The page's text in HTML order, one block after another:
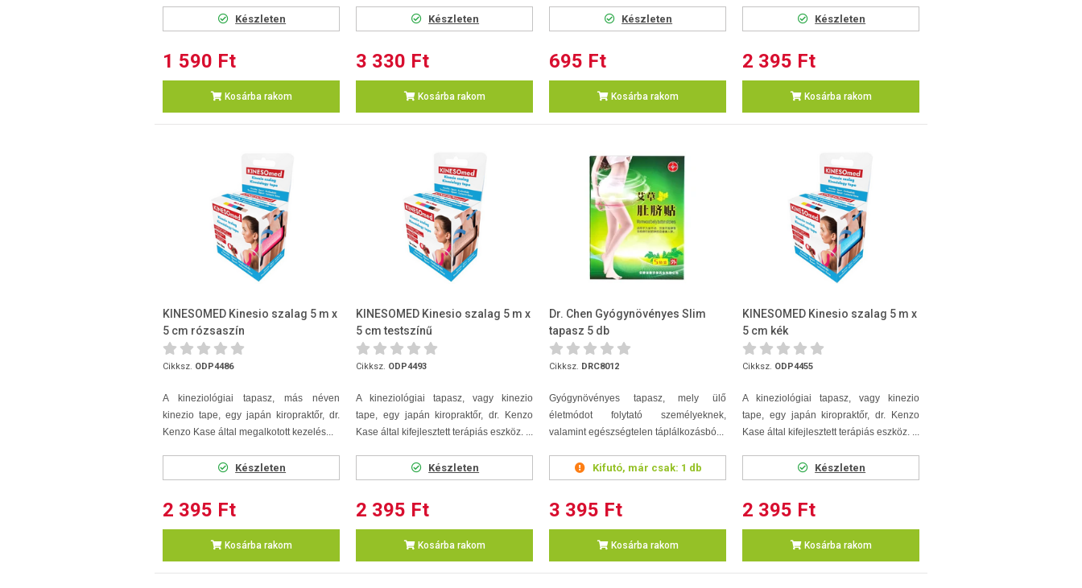
Készleten
1 590 Ft
Kosárba rakom
Készleten
3 330 Ft
Kosárba rakom
Készleten
695 Ft
Kosárba rakom
Készleten
2 395 Ft
Kosárba rakom
KINESOMED Kinesio szalag 5 m x
5 cm rózsaszín
Cikksz. ODP4486
A kineziológiai tapasz, más néven
kinezio tape, egy japán kiropraktőr, dr.
Kenzo Kase által megalkotott kezelés...
Készleten
2 395 Ft
Kosárba rakom
KINESOMED Kinesio szalag 5 m x
5 cm testszínű
Cikksz. ODP4493
A kineziológiai tapasz, vagy kinezio
tape, egy japán kiropraktőr, dr. Kenzo
Kase által kifejlesztett terápiás eszköz. ...
Készleten
2 395 Ft
Kosárba rakom
Dr. Chen Gyógynövényes Slim
tapasz 5 db
Cikksz. DRC8012
Gyógynövényes tapasz, mely ülő
életmódot folytató személyeknek,
valamint egészségtelen táplálkozásbó...
Kifutó, már csak: 1 db
3 395 Ft
Kosárba rakom
KINESOMED Kinesio szalag 5 m x
5 cm kék
Cikksz. ODP4455
A kineziológiai tapasz, vagy kinezio
tape, egy japán kiropraktőr, dr. Kenzo
Kase által kifejlesztett terápiás eszköz. ...
Készleten
2 395 Ft
Kosárba rakom